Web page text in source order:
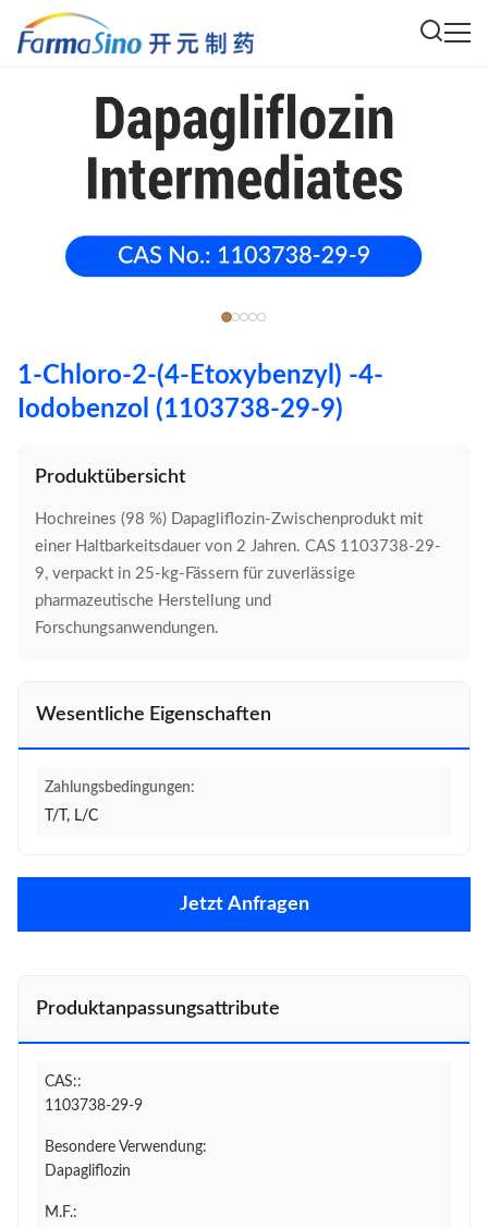
1-Chloro-2-(4-Etoxybenzyl) -4-
Iodobenzol (1103738-29-9)
Produktübersicht
Hochreines (98 %) Dapagliflozin-Zwischenprodukt mit
einer Haltbarkeitsdauer von 2 Jahren. CAS 1103738-29-
9, verpackt in 25-kg-Fässern für zuverlässige
pharmazeutische Herstellung und
Forschungsanwendungen.
Wesentliche Eigenschaften
Zahlungsbedingungen:
T/T, L/C
Jetzt Anfragen
Produktanpassungsattribute
CAS::
1103738-29-9
Besondere Verwendung:
Dapagliflozin
M.F.: